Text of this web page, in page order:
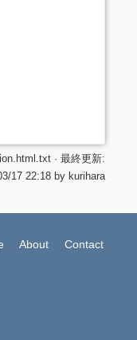
· 最終更新:
17 22:18 by kurihara
About Contact